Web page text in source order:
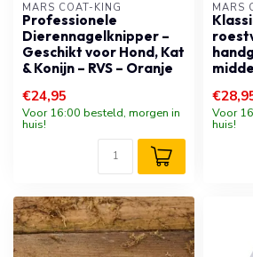
MARS COAT-KING
Professionele
Dierennagelknipper –
Geschikt voor Hond, Kat
& Konijn – RVS – Oranje
€24,95
Voor 16:00 besteld, morgen in
huis!
MARS
Voor
huis!